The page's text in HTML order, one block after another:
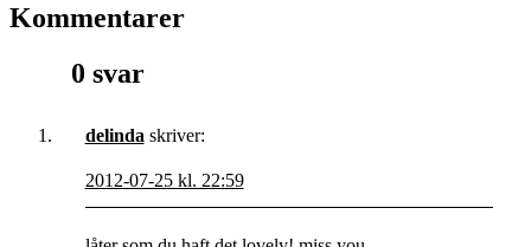
Kommentarer
0 svar
delinda skriver:
2012-07-25 kl. 22:59